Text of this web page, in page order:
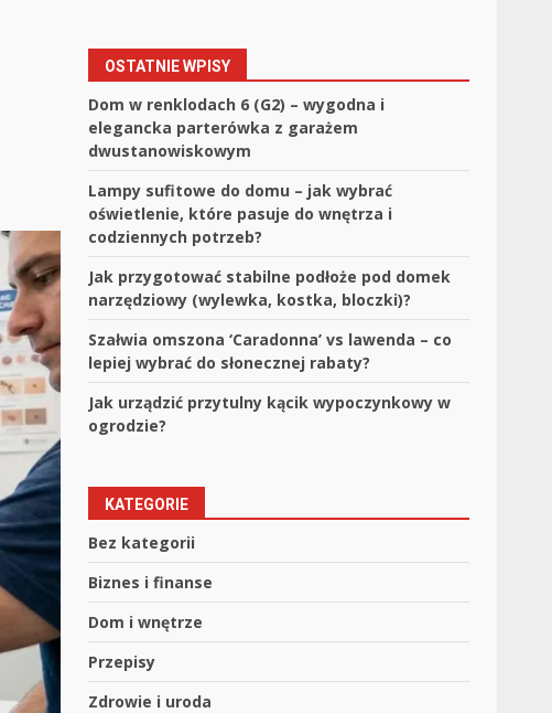
OSTATNIE WPISY
Dom w renklodach 6 (G2) – wygodna i
elegancka parterówka z garażem
dwustanowiskowym
Lampy sufitowe do domu – jak wybrać
oświetlenie, które pasuje do wnętrza i
codziennych potrzeb?
Jak przygotować stabilne podłoże pod domek
narzędziowy (wylewka, kostka, bloczki)?
Szałwia omszona ‘Caradonna’ vs lawenda – co
lepiej wybrać do słonecznej rabaty?
Jak urządzić przytulny kącik wypoczynkowy w
ogrodzie?
KATEGORIE
Bez kategorii
Biznes i finanse
Dom i wnętrze
Przepisy
Zdrowie i uroda